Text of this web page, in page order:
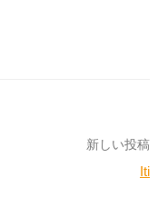
新しい投稿
Iti